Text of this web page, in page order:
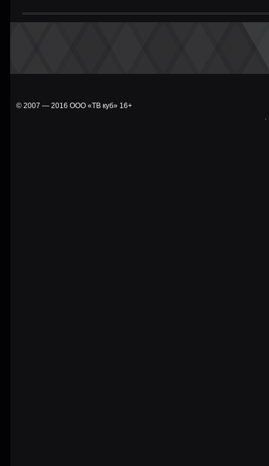
© 2007 — 2016 ООО «ТВ куб» 16+